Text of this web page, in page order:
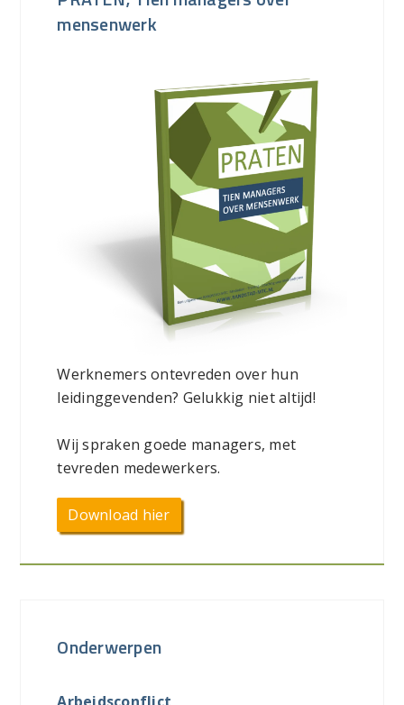
mensenwerk
Werknemers ontevreden over hun
leidinggevenden? Gelukkig niet altijd!
Wij spraken goede managers, met
tevreden medewerkers.
Download hier
Onderwerpen